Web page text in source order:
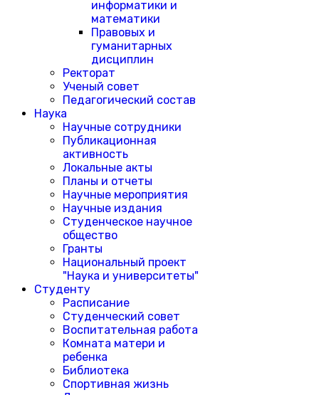
информатики и
математики
Правовых и
гуманитарных
дисциплин
Ректорат
Ученый совет
Педагогический состав
Наука
Научные сотрудники
Публикационная
активность
Локальные акты
Планы и отчеты
Научные мероприятия
Научные издания
Студенческое научное
общество
Гранты
Национальный проект
"Наука и университеты"
Студенту
Расписание
Студенческий совет
Воспитательная работа
Комната матери и
ребенка
Библиотека
Спортивная жизнь